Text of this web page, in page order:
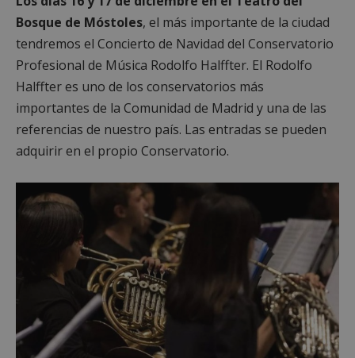
Bosque de Móstoles, el más importante de la ciudad
tendremos el Concierto de Navidad del Conservatorio
Profesional de Música Rodolfo Halffter. El Rodolfo
Halffter es uno de los conservatorios más
importantes de la Comunidad de Madrid y una de las
referencias de nuestro país. Las entradas se pueden
adquirir en el propio Conservatorio.